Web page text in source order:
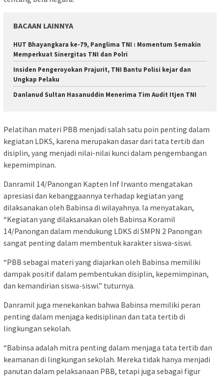
BACAAN LAINNYA
HUT Bhayangkara ke-79, Panglima TNI : Momentum Semakin
Memperkuat Sinergitas TNI dan Polri
Insiden Pengeroyokan Prajurit, TNI Bantu Polisi kejar dan
Ungkap Pelaku
Danlanud Sultan Hasanuddin Menerima Tim Audit Itjen TNI
Pelatihan materi PBB menjadi salah satu poin penting dalam
kegiatan LDKS, karena merupakan dasar dari tata tertib dan
disiplin, yang menjadi nilai-nilai kunci dalam pengembangan
kepemimpinan.
Danramil 14/Panongan Kapten Inf Irwanto mengatakan
apresiasi dan kebanggaannya terhadap kegiatan yang
dilaksanakan oleh Babinsa di wilayahnya. Ia menyatakan,
“Kegiatan yang dilaksanakan oleh Babinsa Koramil
14/Panongan dalam mendukung LDKS di SMPN 2 Panongan
sangat penting dalam membentuk karakter siswa-siswi.
“PBB sebagai materi yang diajarkan oleh Babinsa memiliki
dampak positif dalam pembentukan disiplin, kepemimpinan,
dan kemandirian siswa-siswi.” tuturnya.
Danramil juga menekankan bahwa Babinsa memiliki peran
penting dalam menjaga kedisiplinan dan tata tertib di
lingkungan sekolah.
“Babinsa adalah mitra penting dalam menjaga tata tertib dan
keamanan di lingkungan sekolah. Mereka tidak hanya menjadi
panutan dalam pelaksanaan PBB, tetapi juga sebagai figur